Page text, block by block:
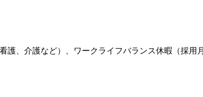
、介護など）、ワークライフバランス休暇（採用